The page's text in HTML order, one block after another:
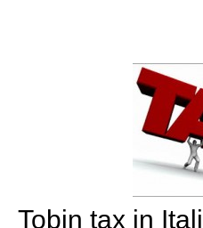
Tobin tax in